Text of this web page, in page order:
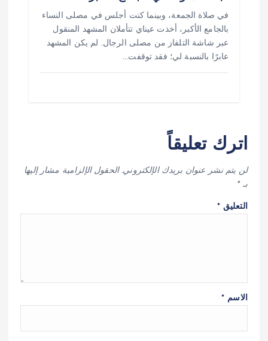
في صلاة الجمعة، وبينما كنت أجلس في مصلى النساء
بالجامع الأكبر، أخذت عيناي تتأملان المشهد المنقول
عبر شاشة التلفاز من مصلى الرجال. لم يكن المشهد
عابرًا بالنسبة لي؛ فقد توقفت…
اترك تعليقاً
لن يتم نشر عنوان بريدك الإلكتروني. الحقول الإلزامية مشار إليها
بـ*
التعليق*
الاسم *